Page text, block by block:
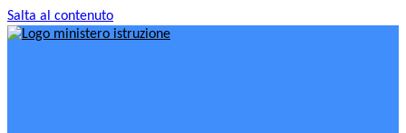
Salta al contenuto